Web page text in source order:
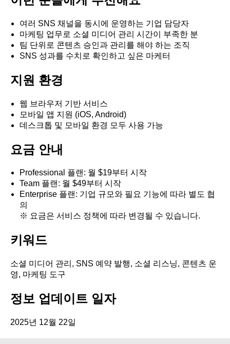
여러 SNS 채널을 동시에 운영하는 기업 담당자
마케팅 업무로 소셜 미디어 관리 시간이 부족한 분
팀 단위로 콘텐츠 승인과 관리를 해야 하는 조직
SNS 성과를 수치로 확인하고 싶은 마케터
지원 환경
웹 브라우저 기반 서비스
모바일 앱 지원 (iOS, Android)
데스크톱 및 모바일 환경 모두 사용 가능
요금 안내
Professional 플랜: 월 $19부터 시작
Team 플랜: 월 $49부터 시작
Enterprise 플랜: 기업 규모와 필요 기능에 따라 별도 협
의
※ 요금은 서비스 정책에 따라 변경될 수 있습니다.
키워드
소셜 미디어 관리, SNS 예약 발행, 소셜 리스닝, 콘텐츠 운
영, 마케팅 도구
정보 업데이트 일자
2025년 12월 22일